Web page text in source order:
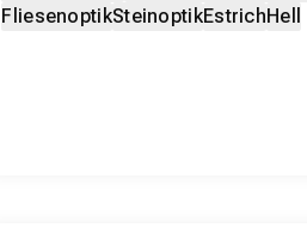
FliesenoptikSteinoptikEstrichHell